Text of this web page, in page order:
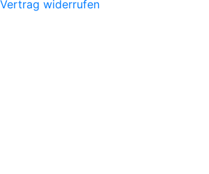
Vertrag widerrufen